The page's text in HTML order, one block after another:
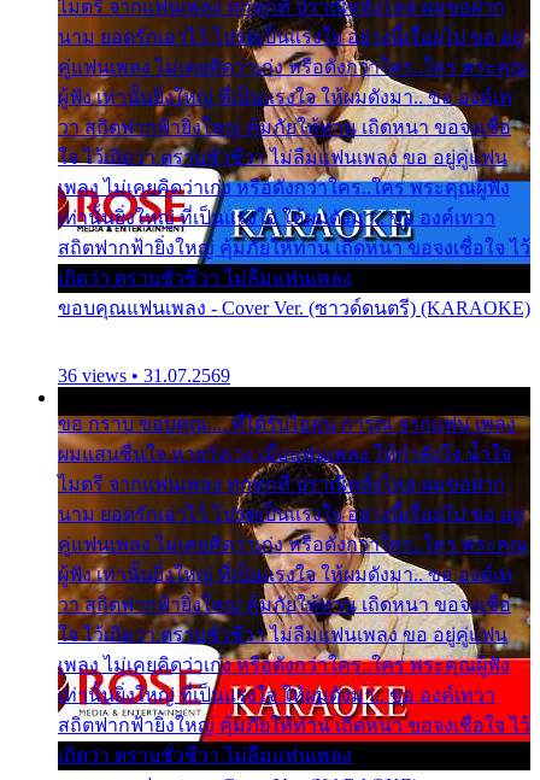
ไมตรี จากแฟนเพลง ทุกทุกที่ ปราณีหลั่งไหล ผมขอฝาก
นาม ยอดรักเอาไว้ โปรดเป็นแรงใจ อย่างนี้เรื่อยไป ขอ อยู่
คู่แฟนเพลง ไม่เคยคิดว่าเก่ง หรือดังกว่าใคร..ใคร พระคุณ
ผู้ฟัง เท่านั้นยิ่งใหญ่ ที่เป็นแรงใจ ให้ผมดังมา.. ขอ องค์เท
วา สถิตฟากฟ้ายิ่งใหญ่ คุ้มภัยให้ท่าน เถิดหนา ขอจงเชื่อ
ใจ ไว้เถิดว่า ตราบชั่วชีวา ไม่ลืมแฟนเพลง ขอ อยู่คู่แฟน
เพลง ไม่เคยคิดว่าเก่ง หรือดังกว่าใคร..ใคร พระคุณผู้ฟัง
เท่านั้นยิ่งใหญ่ ที่เป็นแรงใจ ให้ผมดังมา.. ขอ องค์เทวา
สถิตฟากฟ้ายิ่งใหญ่ คุ้มภัยให้ท่าน เถิดหนา ขอจงเชื่อใจ ไว้
เถิดว่า ตราบชั่วชีวา ไม่ลืมแฟนเพลง
ขอบคุณแฟนเพลง - Cover Ver. (ซาวด์ดนตรี) (KARAOKE)
36 views • 31.07.2569
ขอ กราบ ขอบคุณ.... ที่ได้รับไออุ่น การุณ จากแฟน เพลง
ผมแสนชื่นใจ หายวังเวง เมื่อแฟนเพลง ให้กำลังใจ น้ำใจ
ไมตรี จากแฟนเพลง ทุกทุกที่ ปราณีหลั่งไหล ผมขอฝาก
นาม ยอดรักเอาไว้ โปรดเป็นแรงใจ อย่างนี้เรื่อยไป ขอ อยู่
คู่แฟนเพลง ไม่เคยคิดว่าเก่ง หรือดังกว่าใคร..ใคร พระคุณ
ผู้ฟัง เท่านั้นยิ่งใหญ่ ที่เป็นแรงใจ ให้ผมดังมา.. ขอ องค์เท
วา สถิตฟากฟ้ายิ่งใหญ่ คุ้มภัยให้ท่าน เถิดหนา ขอจงเชื่อ
ใจ ไว้เถิดว่า ตราบชั่วชีวา ไม่ลืมแฟนเพลง ขอ อยู่คู่แฟน
เพลง ไม่เคยคิดว่าเก่ง หรือดังกว่าใคร..ใคร พระคุณผู้ฟัง
เท่านั้นยิ่งใหญ่ ที่เป็นแรงใจ ให้ผมดังมา.. ขอ องค์เทวา
สถิตฟากฟ้ายิ่งใหญ่ คุ้มภัยให้ท่าน เถิดหนา ขอจงเชื่อใจ ไว้
เถิดว่า ตราบชั่วชีวา ไม่ลืมแฟนเพลง